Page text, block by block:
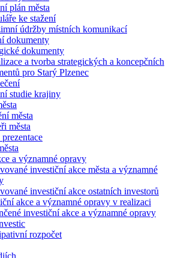
plán města
ke stažení
údržby místních komunikací
dokumenty
dokumenty
a tvorba strategických a koncepčních
pro Starý Plzenec
studie krajiny
města
města
a významné opravy
investiční akce města a významné
investiční akce ostatních investorů
akce a významné opravy v realizaci
investiční akce a významné opravy
rozpočet